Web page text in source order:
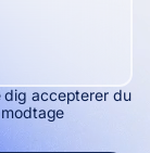
dig accepterer du